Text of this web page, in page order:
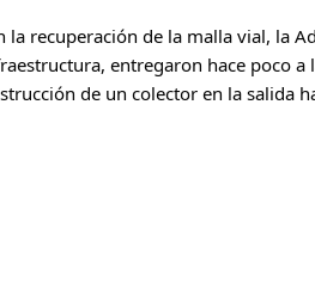
la recuperación de la malla vial, la
entregaron hace poco
de un colector en la salida